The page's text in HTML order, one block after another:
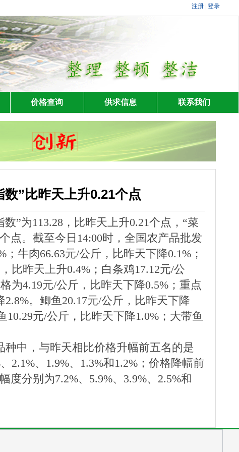
价格查询 供求信息 联系我们
”比昨天上升0.21个点
”为113.28，比昨天上升0.21个点，“菜
点。截至今日14:00时，全国农产品批发
牛肉66.63元/公斤，比昨天下降0.1%；
比昨天上升0.4%；白条鸡17.12元/公
为4.19元/公斤，比昨天下降0.5%；重点
。鲫鱼20.17元/公斤，比昨天下降
10.29元/公斤，比昨天下降1.0%；大带鱼
中，与昨天相比价格升幅前五名的是
2.1%、1.9%、1.3%和1.2%；价格降幅前
分别为7.2%、5.9%、3.9%、2.5%和